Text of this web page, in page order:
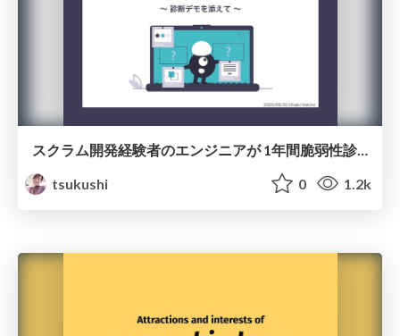
スクラム開発経験者のエンジニアが 1年間脆弱性診断してお伝えしたいいくつかのこと
tsukushi
0 1.2k